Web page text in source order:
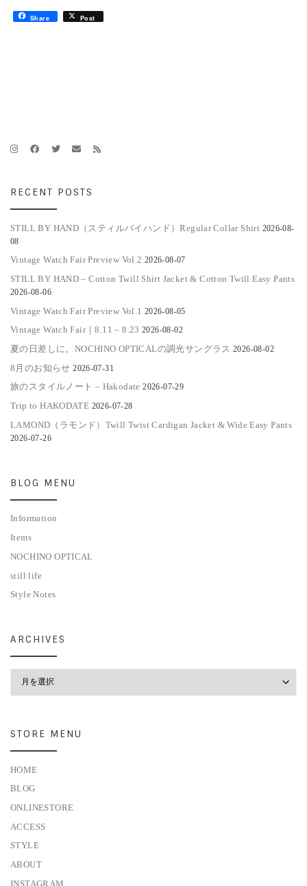
Share Post
RECENT POSTS
STILL BY HAND（スティルバイハンド）Regular Collar Shirt 2026-08-
08
Vintage Watch Fair Preview Vol.2 2026-08-07
STILL BY HAND – Cotton Twill Shirt Jacket & Cotton Twill Easy Pants
2026-08-06
Vintage Watch Fair Preview Vol.1 2026-08-05
Vintage Watch Fair｜8.11 – 8.23 2026-08-02
夏の日差しに。NOCHINO OPTICALの調光サングラス 2026-08-02
8月のお知らせ 2026-07-31
旅のスタイルノート – Hakodate 2026-07-29
Trip to HAKODATE 2026-07-28
LAMOND（ラモンド）Twill Twist Cardigan Jacket & Wide Easy Pants
2026-07-26
BLOG MENU
Information
Items
NOCHINO OPTICAL
still life
Style Notes
ARCHIVES
STORE MENU
HOME
BLOG
ONLINESTORE
ACCESS
STYLE
ABOUT
INSTAGRAM